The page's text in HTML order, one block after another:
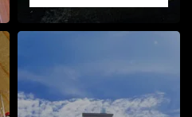
Nettoyage